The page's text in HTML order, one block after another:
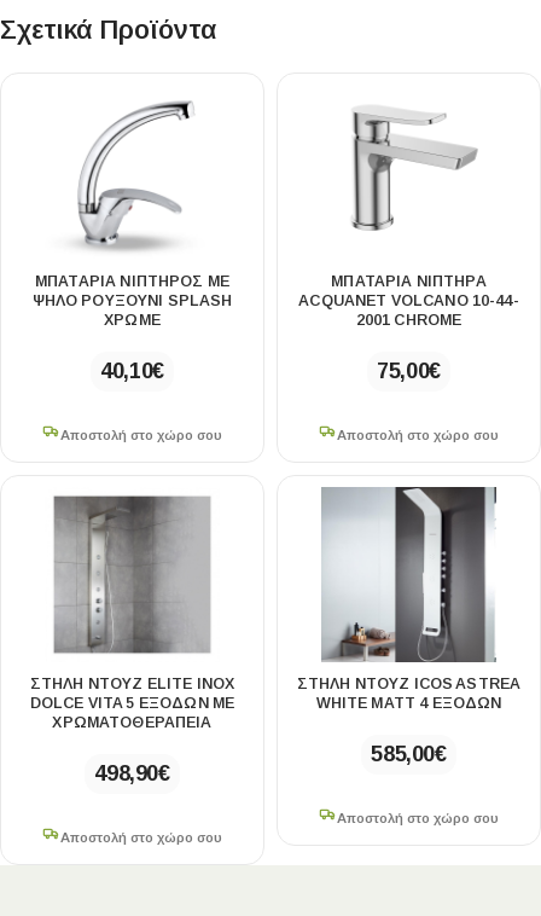
Σχετικά Προϊόντα
ΜΠΑΤΑΡΙΑ ΝΙΠΤΗΡΟΣ ΜΕ
ΨΗΛΟ ΡΟΥΞΟΥΝΙ SPLASH
ΧΡΩΜΕ
40,10€
Αποστολή στο χώρο σου
ΜΠΑΤΑΡΙΑ ΝΙΠΤΗΡΑ
ACQUANET VOLCANO 10-44-
2001 CHROME
75,00€
Αποστολή στο χώρο σου
ΣΤΗΛΗ ΝΤΟΥΖ ELITE INOX
DOLCE VITA 5 ΕΞΟΔΩΝ ΜΕ
ΧΡΩΜΑΤΟΘΕΡΑΠΕΙΑ
498,90€
Αποστολή στο χώρο σου
ΣΤΗΛΗ ΝΤΟΥΖ ICOS ASTREA
WHITE MATT 4 ΕΞΟΔΩΝ
585,00€
Αποστολή στο χώρο σου